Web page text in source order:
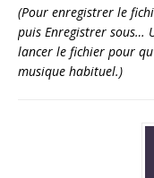
(Pour enregistrer le
puis Enregistrer sous…
lancer le fichier pour
musique habituel.)